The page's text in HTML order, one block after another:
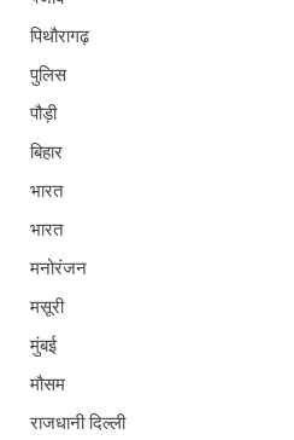
पिथौरागढ़
पुलिस
पौड़ी
बिहार
भारत
भारत
मनोरंजन
मसूरी
मुंबई
मौसम
राजधानी दिल्ली